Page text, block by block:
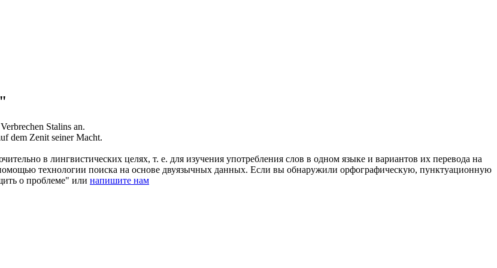
Stalins an.
dem Zenit seiner Macht.
в лингвистических целях, т. е. для изучения употребления слов в одном языке и вариантов их перевода на
технологии поиска на основе двуязычных данных. Если вы обнаружили орфографическую, пунктуационную
о проблеме" или напишите нам